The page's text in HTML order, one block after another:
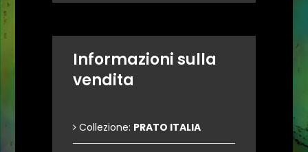
Informazioni sulla
vendita
Collezione: PRATO ITALIA